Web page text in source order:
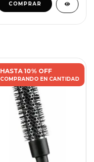
HASTA 10% OFF
COMPRANDO EN CANTIDAD